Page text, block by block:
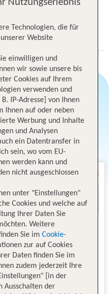
Miami
24/7 TUI Service
Nutzungserlebnis
Technologien, die für
Website
einwilligen und
wir sowie unsere bis
Cookies auf Ihrem
verwenden und
IP-Adresse] von Ihnen
Ihnen auf oder neben
Werbung und Inhalte
und Analysen
ein Datentransfer in
sein, wo vom EU-
werden kann und
nicht ausgeschlossen
unter "Einstellungen"
Cookies und welche auf
Ihrer Daten Sie
Weitere
Sie im Cookie-
zur auf Cookies
Daten finden Sie im
zudem jederzeit Ihre
[in der
Ausschalten der